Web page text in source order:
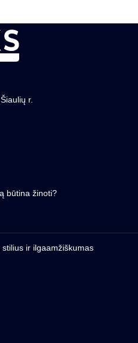
r.
būtina žinoti?
ir ilgaamžiškumas